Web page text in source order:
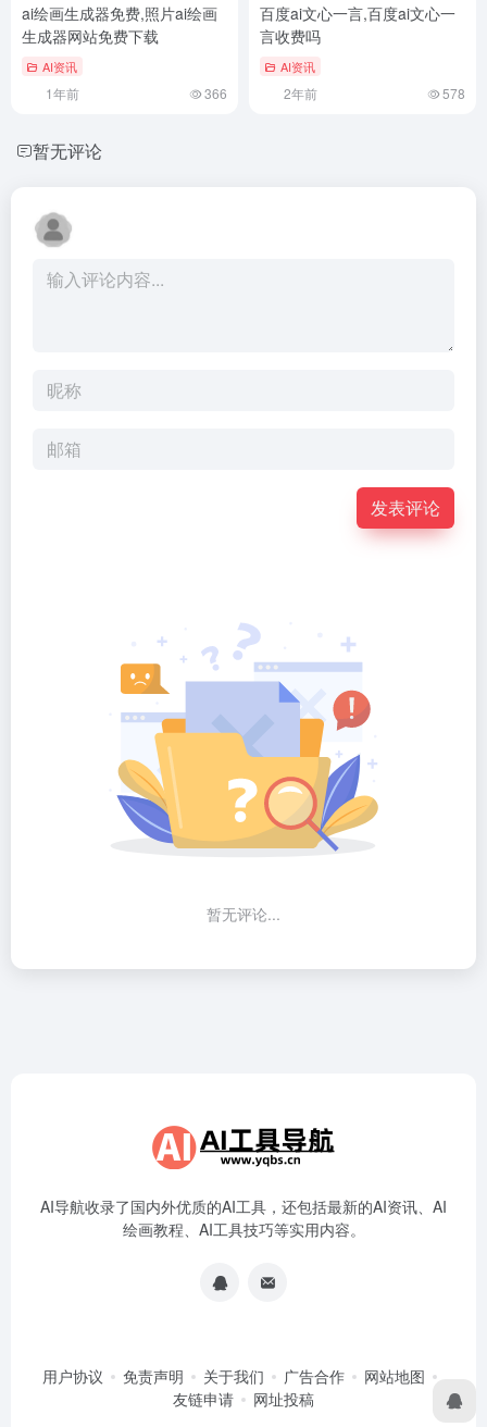
ai绘画生成器免费,照片ai绘画
生成器网站免费下载
AI资讯
1年前 366
百度ai文心一言,百度ai文心一
言收费吗
AI资讯
2年前 578
暂无评论
发表评论
暂无评论...
AI导航收录了国内外优质的AI工具，还包括最新的AI资讯、AI
绘画教程、AI工具技巧等实用内容。
用户协议 免责声明 关于我们 广告合作
网站地图
友链申请
网址投稿